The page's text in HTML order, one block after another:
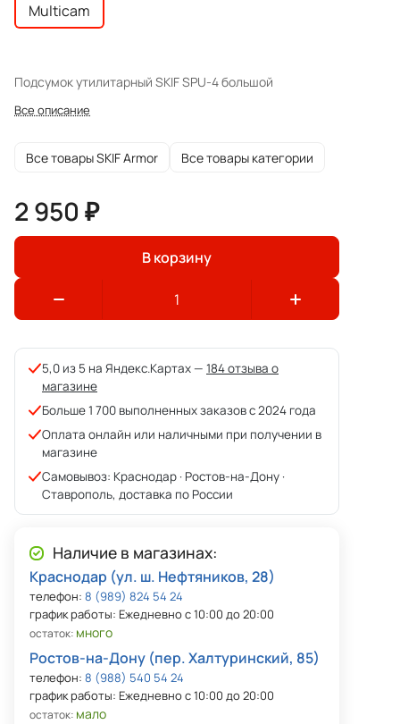
Multicam
Подсумок утилитарный SKIF SPU-4 большой
Все описание
Все товары SKIF Armor Все товары категории
2 950 ₽
В корзину
5,0 из 5 на Яндекс.Картах — 184 отзыва о
магазине
Больше 1 700 выполненных заказов с 2024 года
Оплата онлайн или наличными при получении в
магазине
Самовывоз: Краснодар · Ростов-на-Дону ·
Ставрополь, доставка по России
Наличие в магазинах:
Краснодар (ул. ш. Нефтяников, 28)
телефон: 8 (989) 824 54 24
график работы: Ежедневно с 10:00 до 20:00
остаток: много
Ростов-на-Дону (пер. Халтуринский, 85)
телефон: 8 (988) 540 54 24
график работы: Ежедневно с 10:00 до 20:00
остаток: мало